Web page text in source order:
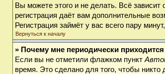
Вы можете этого и не делать. Всё
регистрация даёт вам дополнительные
Регистрация займёт у вас всего пару
Вернуться к началу
» Почему мне периодически
Если вы не отметили флажком пункт
время. Это сделано для того, чтобы